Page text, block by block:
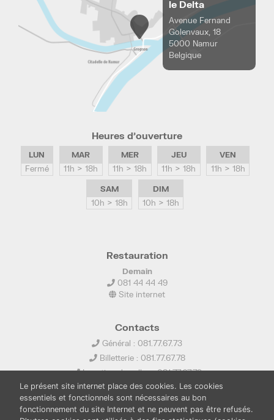
le Delta
Avenue Fernand
Golenvaux, 18
5000 Namur
Belgique
Heures d’ouverture
LUN
Fermé
MAR
11h > 18h
MER
11h > 18h
JEU
11h > 18h
VEN
11h > 18h
SAM
10h > 18h
DIM
10h > 18h
Restauration
Demain
081 44 44 49
Site internet
Contacts
Général : 081.77.67.73
Billetterie : 081.77.67.78
Location de salles : 081.77.67.79
info@ledelta.be
Le présent site internet place des cookies. Les cookies
essentiels et fonctionnels sont nécessaires au bon
fonctionnement du site Internet et ne peuvent pas être refusés.